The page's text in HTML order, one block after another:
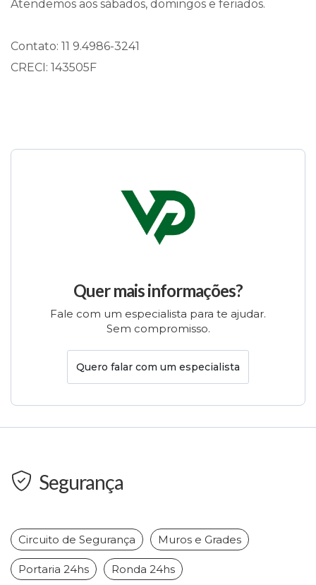
Atendemos aos sábados, domingos e feriados.
Contato: 11 9.4986-3241
CRECI: 143505F
Quer mais informações?
Fale com um especialista para te ajudar.
Sem compromisso.
Quero falar com um especialista
Segurança
Circuito de Segurança Muros e Grades
Portaria 24hs Ronda 24hs